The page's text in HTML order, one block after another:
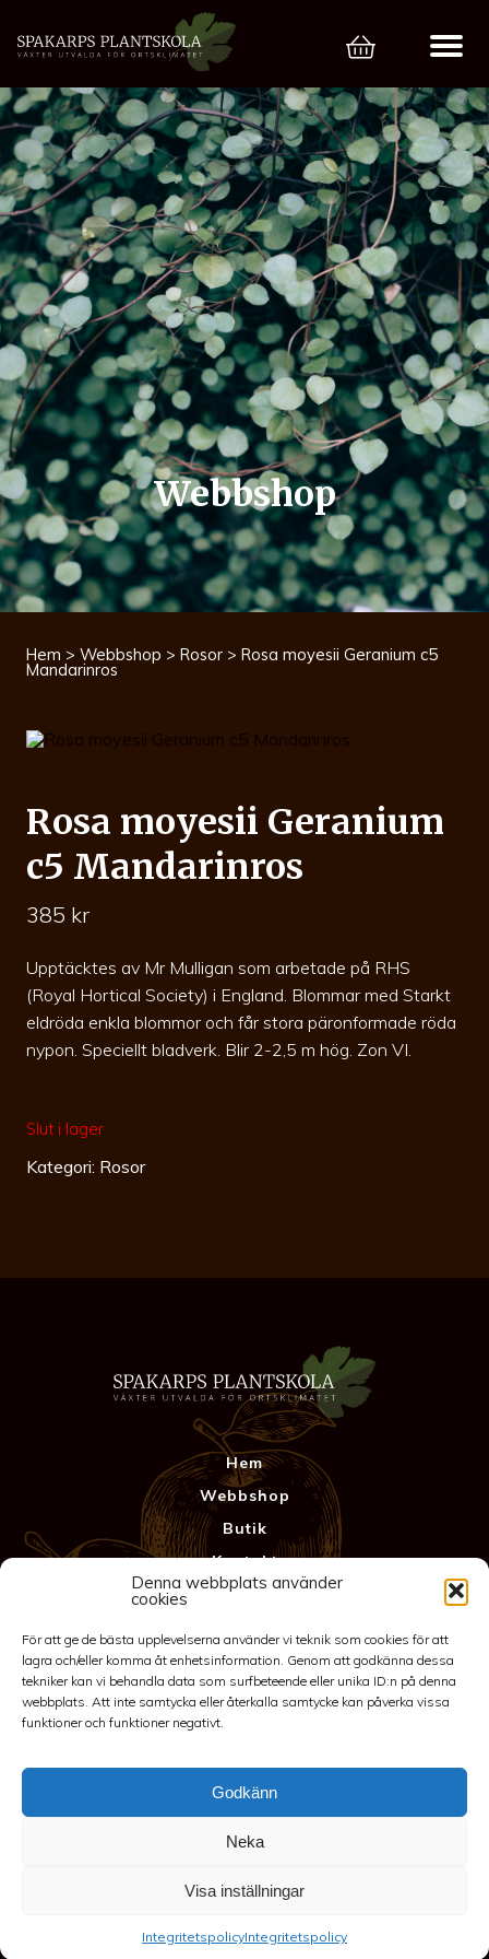
Denna webbplats använder
cookies
För att ge de bästa upplevelserna använder vi teknik som cookies för att
lagra och/eller komma åt enhetsinformation. Genom att godkänna dessa
tekniker kan vi behandla data som surfbeteende eller unika ID:n på denna
webbplats. Att inte samtycka eller återkalla samtycke kan påverka vissa
funktioner och funktioner negativt.
Godkänn
Neka
Visa inställningar
IntegritetspolicyIntegritetspolicy
Webbshop
Hem > Webbshop > Rosor > Rosa moyesii Geranium c5
Mandarinros
Rosa moyesii Geranium
c5 Mandarinros
385 kr
Upptäcktes av Mr Mulligan som arbetade på RHS
(Royal Hortical Society) i England. Blommar med Starkt
eldröda enkla blommor och får stora päronformade röda
nypon. Speciellt bladverk. Blir 2-2,5 m hög. Zon VI.
Slut i lager
Kategori: Rosor
Hem
Webbshop
Butik
Kontakt
Anläggning
Integritetspolicy
©2026 Spakarps plantskola
- spakarp@outlook.com
Spakarp 1, 575 95